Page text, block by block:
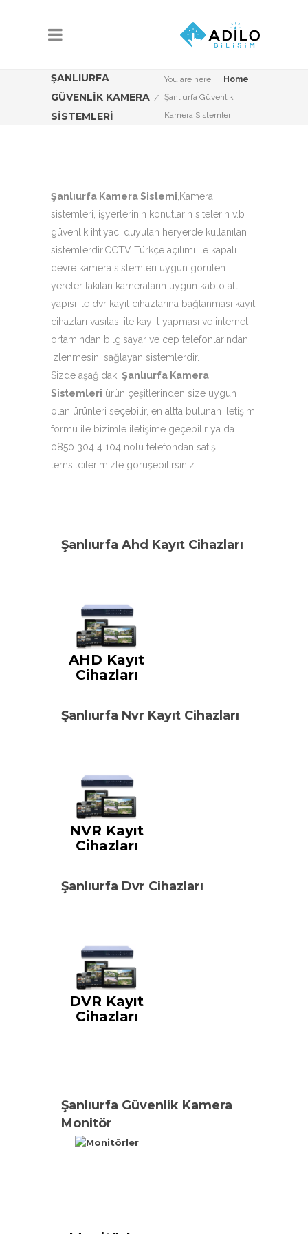
ŞANLIURFA
GÜVENLIK KAMERA
SISTEMLERI
You are here:
Home
Şanlıurfa Güvenlik
Kamera Sistemleri
Şanlıurfa Kamera Sistemi ,Kamera
sistemleri, işyerlerinin konutların sitelerin v.b
güvenlik ihtiyacı duyulan heryerde kullanılan
sistemlerdir.CCTV Türkçe açılımı ile kapalı
devre kamera sistemleri uygun görülen
yereler takılan kameraların uygun kablo alt
yapısı ile dvr kayıt cihazlarına bağlanması kayıt
cihazları vasıtası ile kayı t yapması ve internet
ortamından bilgisayar ve cep telefonlarından
izlenmesini sağlayan sistemlerdir.
Sizde aşağıdaki Şanlıurfa Kamera
Sistemleri ürün çeşitlerinden size uygun
olan ürünleri seçebilir, en altta bulunan iletişim
formu ile bizimle iletişime geçebilir ya da
0850 304 4 104 nolu telefondan satış
temsilcilerimizle görüşebilirsiniz.
Şanlıurfa Ahd Kayıt Cihazları
AHD Kayıt
Cihazları
Şanlıurfa Nvr Kayıt Cihazları
NVR Kayıt
Cihazları
Şanlıurfa Dvr Cihazları
DVR Kayıt
Cihazları
Şanlıurfa Güvenlik Kamera
Monitör